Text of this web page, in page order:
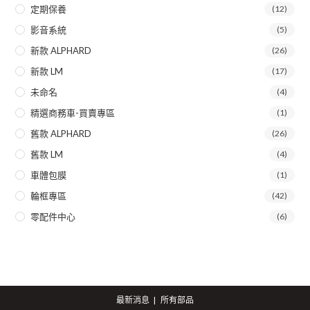
定期保養 (12)
影音系統 (5)
新款 ALPHARD (26)
新款 LM (17)
未命名 (4)
精選商務車-買賣專區 (1)
舊款 ALPHARD (26)
舊款 LM (4)
車體包膜 (1)
輪框專區 (42)
零配件中心 (6)
最新消息 所有部品